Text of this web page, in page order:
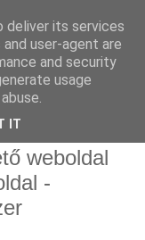
weboldal
-
deliver its services
user-agent are
and security
usage
IT